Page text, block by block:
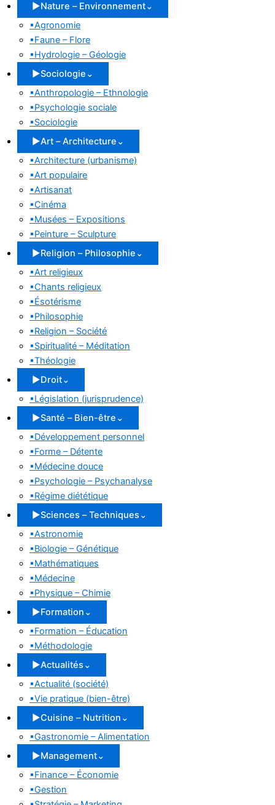
▶Nature – Environnement⌄
▪Agronomie
▪Faune – Flore
▪Hydrologie – Géologie
▶Sociologie ⌄
▪Anthropologie – Ethnologie
▪Psychologie sociale
▪Sociologie
▶Art – Architecture ⌄
▪Architecture (urbanisme)
▪Art populaire
▪Artisanat
▪Cinéma
▪Musées – Expositions
▪Peinture – Sculpture
▶Religion – Philosophie ⌄
▪Art religieux
▪Chants religieux
▪Ésotérisme
▪Philosophie
▪Religion – Société
▪Spiritualité – Méditation
▪Théologie
▶Droit⌄
▪Législation (jurisprudence)
▶Santé – Bien-être ⌄
▪Développement personnel
▪Forme – Détente
▪Médecine douce
▪Psychologie – Psychanalyse
▪Régime diététique
▶Sciences – Techniques ⌄
▪Astronomie
▪Biologie – Génétique
▪Mathématiques
▪Médecine
▪Physique – Chimie
▶Formation ⌄
▪Formation – Éducation
▪Méthodologie
▶Actualités ⌄
▪Actualité (société)
▪Vie pratique (bien-être)
▶Cuisine – Nutrition ⌄
▪Gastronomie – Alimentation
▶Management⌄
▪Finance – Économie
▪Gestion